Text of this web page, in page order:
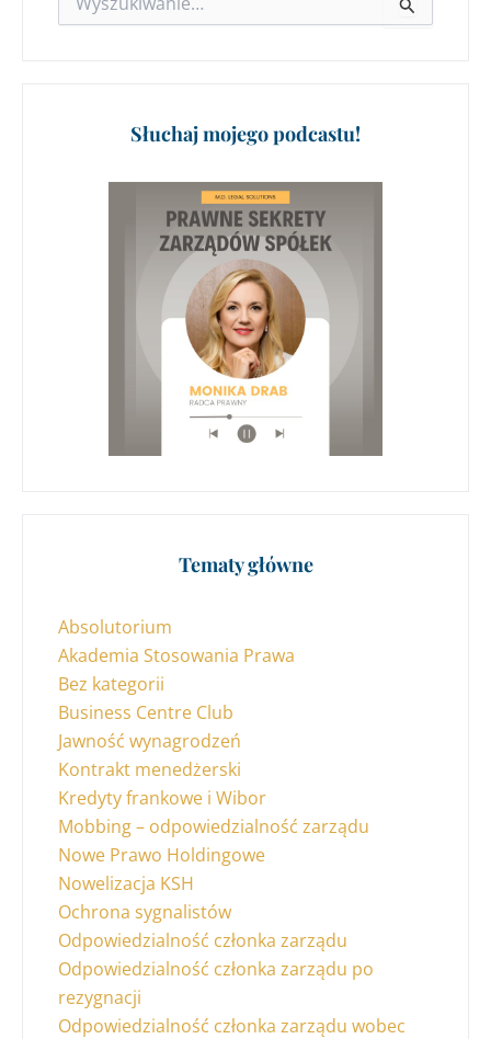
dla:
Słuchaj mojego podcastu!
Tematy główne
Absolutorium
Akademia Stosowania Prawa
Bez kategorii
Business Centre Club
Jawność wynagrodzeń
Kontrakt menedżerski
Kredyty frankowe i Wibor
Mobbing – odpowiedzialność zarządu
Nowe Prawo Holdingowe
Nowelizacja KSH
Ochrona sygnalistów
Odpowiedzialność członka zarządu
Odpowiedzialność członka zarządu po
rezygnacji
Odpowiedzialność członka zarządu wobec